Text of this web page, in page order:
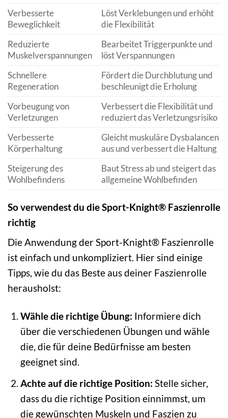
Verbesserte
Beweglichkeit
Löst Verklebungen und erhöht
die Flexibilität
Reduzierte
Muskelverspannungen
Bearbeitet Triggerpunkte und
löst Verspannungen
Schnellere
Regeneration
Fördert die Durchblutung und
beschleunigt die Erholung
Vorbeugung von
Verletzungen
Verbessert die Flexibilität und
reduziert das Verletzungsrisiko
Verbesserte
Körperhaltung
Gleicht muskuläre Dysbalancen
aus und verbessert die Haltung
Steigerung des
Wohlbefindens
Baut Stress ab und steigert das
allgemeine Wohlbefinden
So verwendest du die Sport-Knight® Faszienrolle
richtig
Die Anwendung der Sport-Knight® Faszienrolle
ist einfach und unkompliziert. Hier sind einige
Tipps, wie du das Beste aus deiner Faszienrolle
herausholst:
Wähle die richtige Übung: Informiere dich
über die verschiedenen Übungen und wähle
die, die für deine Bedürfnisse am besten
geeignet sind.
Achte auf die richtige Position: Stelle sicher,
dass du die richtige Position einnimmst, um
die gewünschten Muskeln und Faszien zu